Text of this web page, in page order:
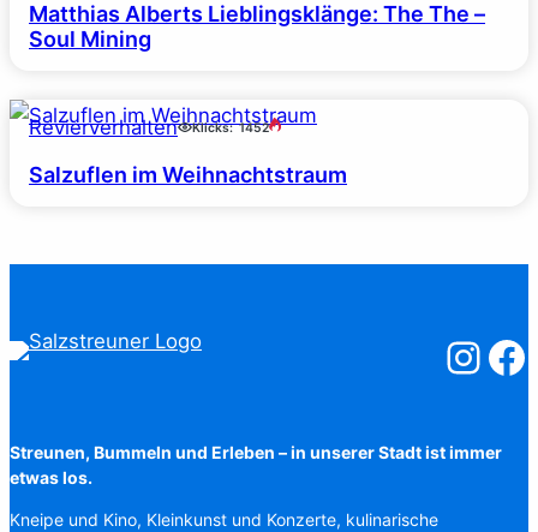
Matthias Alberts Lieblingsklänge: The The –
Soul Mining
Revierverhalten Klicks: 1452
Salzuflen im Weihnachtstraum
Streunen, Bummeln und Erleben – in unserer Stadt ist immer
etwas los.
Kneipe und Kino, Kleinkunst und Konzerte, kulinarische